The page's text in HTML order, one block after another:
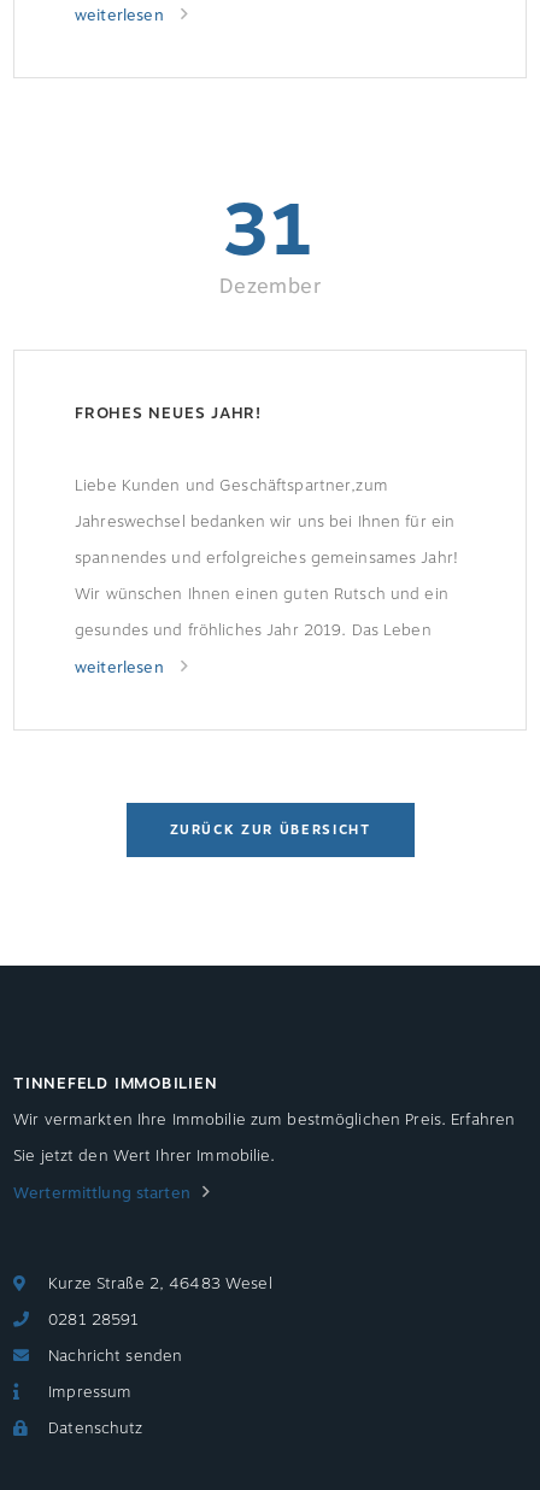
Wärmebrücken begünstigen SchimmelbildungDie
entsprechen den damaligen Normen und
weiterlesen
31
Dezember
FROHES NEUES JAHR!
Liebe Kunden und Geschäftspartner,zum
Jahreswechsel bedanken wir uns bei Ihnen für ein
spannendes und erfolgreiches gemeinsames Jahr!
Wir wünschen Ihnen einen guten Rutsch und ein
gesundes und fröhliches Jahr 2019. Das Leben
gleicht einer Reise, Silvester einem Meilenstein.
weiterlesen
ZURÜCK ZUR ÜBERSICHT
TINNEFELD IMMOBILIEN
Wir vermarkten Ihre Immobilie zum bestmöglichen Preis. Erfahren
Sie jetzt den Wert Ihrer Immobilie.
Wertermittlung starten
Kurze Straße 2, 46483 Wesel
0281 28591
Nachricht senden
Impressum
Datenschutz